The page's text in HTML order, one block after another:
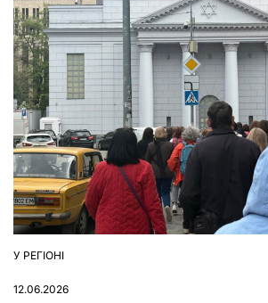
ОПУБЛІКУВАТИ
У РЕГІОНІ
12.06.2026